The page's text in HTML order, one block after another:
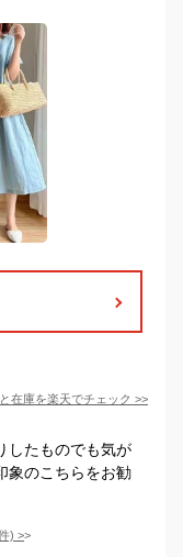
在庫を楽天でチェック >>
したものでも気が
象のこちらをお勧
) >